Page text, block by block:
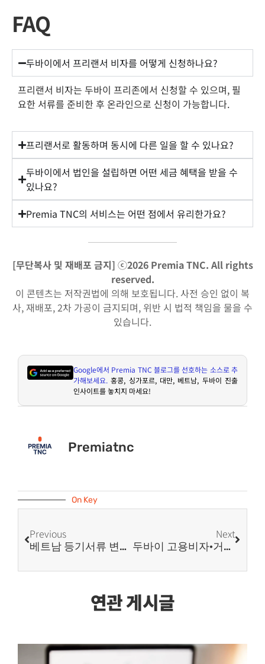
FAQ
두바이에서 프리랜서 비자를 어떻게 신청하나요?
프리랜서 비자는 두바이 프리존에서 신청할 수 있으며, 필
요한 서류를 준비한 후 온라인으로 신청이 가능합니다.
프리랜서로 활동하며 동시에 다른 일을 할 수 있나요?
두바이에서 법인을 설립하면 어떤 세금 혜택을 받을 수
있나요?
Premia TNC의 서비스는 어떤 점에서 유리한가요?
[무단복사 및 재배포 금지] ⓒ2026 Premia TNC. All rights
reserved.
이 콘텐츠는 저작권법에 의해 보호됩니다. 사전 승인 없이 복
사, 재배포, 2차 가공이 금지되며, 위반 시 법적 책임을 물을 수
있습니다.
Google에서 Premia TNC블로그를 선호하는 소스로 추
가해보세요. 홍콩, 싱가포르, 대만, 베트남, 두바이 진출
인사이트를 놓치지 마세요!
Premiatnc
On Key
Previous
베트남 등기서류 변경 가이드
Next
두바이 고용비자·거주비자 가이드
연관 게시글